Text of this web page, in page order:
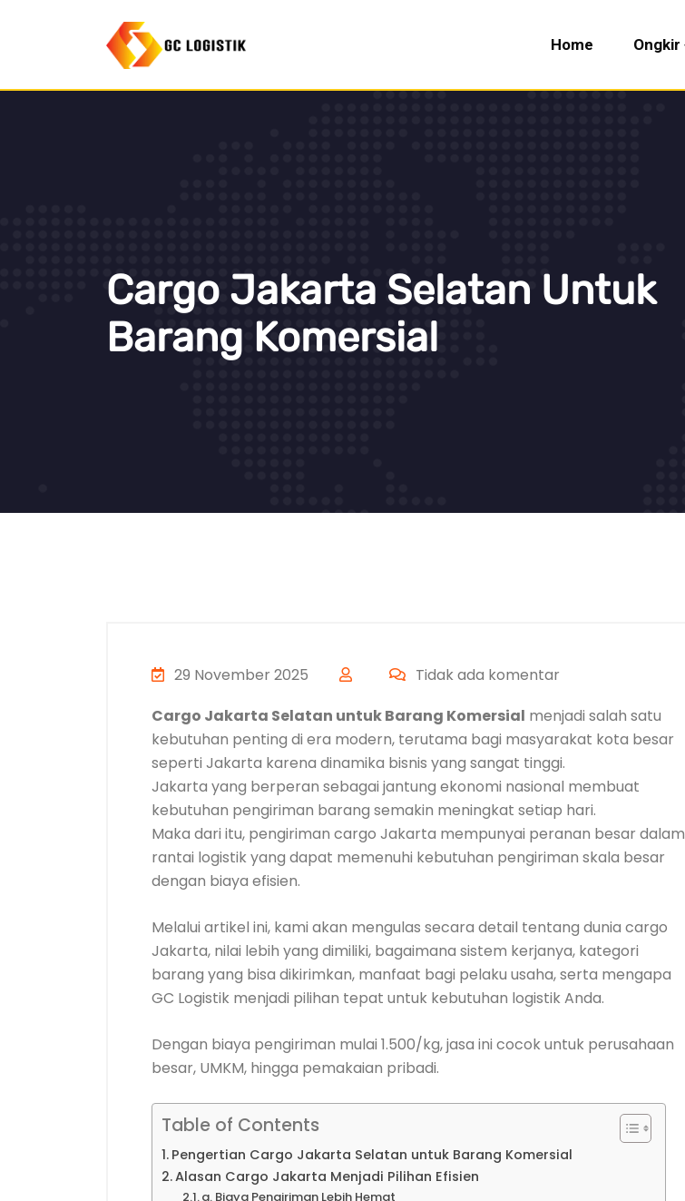
Home Ongkir
Cargo Jakarta Selatan Untuk
Barang Komersial
29 November 2025
Tidak ada komentar
Cargo Jakarta Selatan untuk Barang Komersial menjadi salah satu
kebutuhan penting di era modern, terutama bagi masyarakat kota besar
seperti Jakarta karena dinamika bisnis yang sangat tinggi.
Jakarta yang berperan sebagai jantung ekonomi nasional membuat
kebutuhan pengiriman barang semakin meningkat setiap hari.
Maka dari itu, pengiriman cargo Jakarta mempunyai peranan besar dalam
rantai logistik yang dapat memenuhi kebutuhan pengiriman skala besar
dengan biaya efisien.
Melalui artikel ini, kami akan mengulas secara detail tentang dunia cargo
Jakarta, nilai lebih yang dimiliki, bagaimana sistem kerjanya, kategori
barang yang bisa dikirimkan, manfaat bagi pelaku usaha, serta mengapa
GC Logistik menjadi pilihan tepat untuk kebutuhan logistik Anda.
Dengan biaya pengiriman mulai 1.500/kg, jasa ini cocok untuk perusahaan
besar, UMKM, hingga pemakaian pribadi.
Table of Contents
Pengertian Cargo Jakarta Selatan untuk Barang Komersial
Alasan Cargo Jakarta Menjadi Pilihan Efisien
a. Biaya Pengiriman Lebih Hemat